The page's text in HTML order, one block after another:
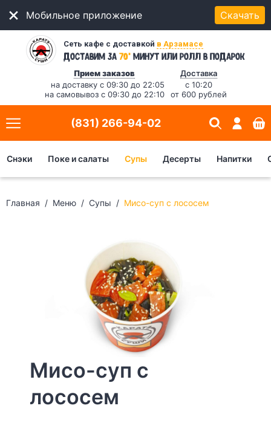
Мобильное приложение Скачать
Сеть кафе с доставкой в Арзамасе
Доставим за70* минутили ролл в подарок
Прием заказов
на доставку с 09:30 до 22:05
на самовывоз с 09:30 до 22:10
Доставка
с 10:20
от 600 рублей
(831) 266-94-02
Снэки Поке и салаты Супы Десерты Напитки
Главная Меню Супы Мисо-суп с лососем
Мисо-суп с
лососем